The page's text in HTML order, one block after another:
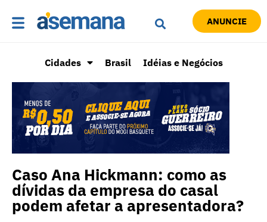
ANUNCIE
Cidades Brasil Idéias e Negócios
Caso Ana Hickmann: como as
dívidas da empresa do casal
podem afetar a apresentadora?